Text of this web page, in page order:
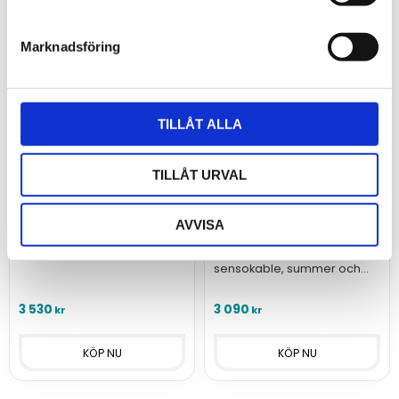
Marknadsföring
TILLÅT ALLA
TILLÅT URVAL
AVVISA
Vattenläckagelarm
WLD Relay
reläutgång som varnar även
3 530 kr
Vattenläckagelarm
summer WLD-ECHO
set
sensokable, summer och
vid små mängder vatten.
3 090 kr